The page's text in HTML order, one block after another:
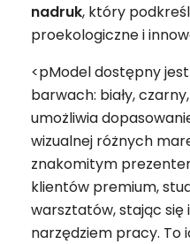
nadruk, który
proekologiczne i
<pModel dostępny
barwach: biały,
umożliwia
wizualnej różnych
znakomitym
klientów premium,
warsztatów, stając się
narzędziem pracy. To